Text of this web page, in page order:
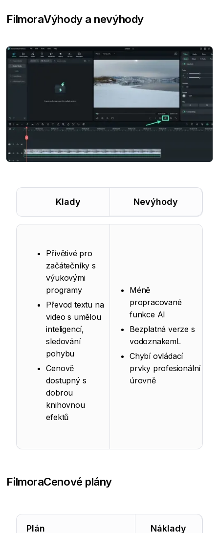
FilmoraVýhody a nevýhody
Klady Nevýhody
Přívětivé pro
začátečníky s
výukovými
programy
Převod textu na
video s umělou
inteligencí,
sledování
pohybu
Cenově
dostupný s
dobrou
knihovnou
efektů
Méně
propracované
funkce AI
Bezplatná verze s
vodoznakemL
Chybí ovládací
prvky profesionální
úrovně
FilmoraCenové plány
Plán Náklady